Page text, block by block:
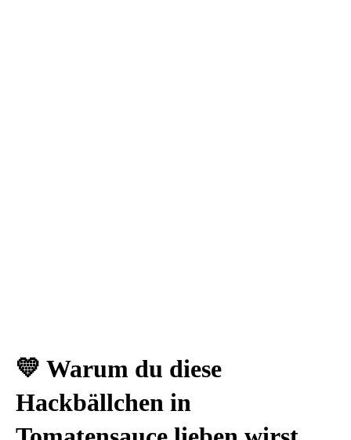
💛 Warum du diese
Hackbällchen in